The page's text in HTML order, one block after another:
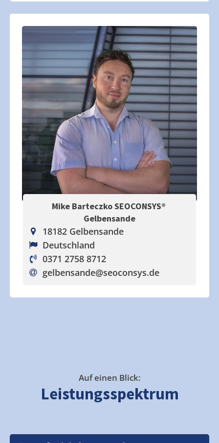
Mike Barteczko SEOCONSYS®
Gelbensande
18182 Gelbensande
Deutschland
0371 2758 8712
gelbensande@seoconsys.de
Auf einen Blick:
Leistungsspektrum